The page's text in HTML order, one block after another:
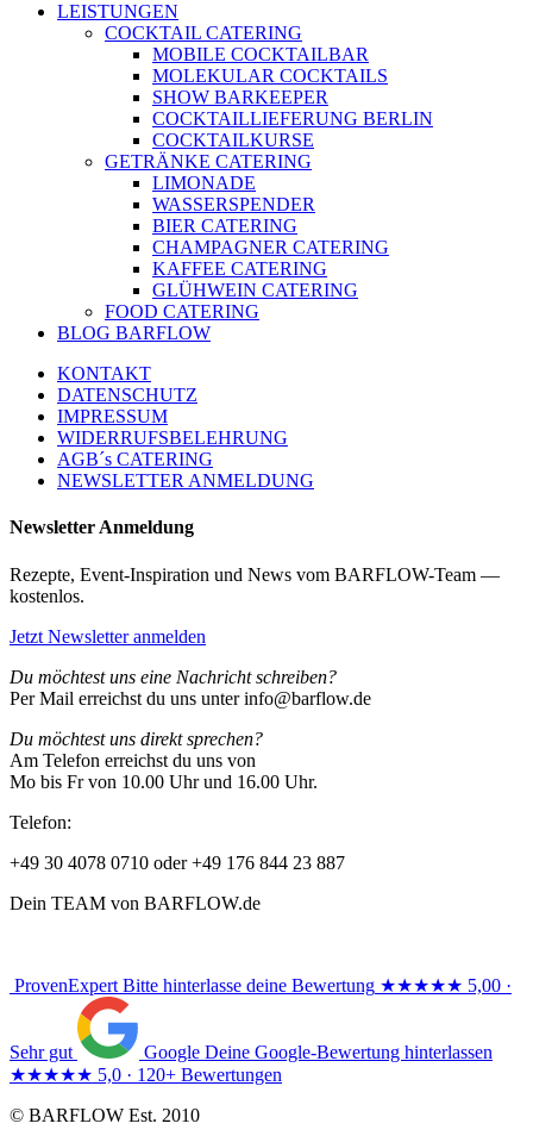
LEISTUNGEN
COCKTAIL CATERING
MOBILE COCKTAILBAR
MOLEKULAR COCKTAILS
SHOW BARKEEPER
COCKTAILLIEFERUNG BERLIN
COCKTAILKURSE
GETRÄNKE CATERING
LIMONADE
WASSERSPENDER
BIER CATERING
CHAMPAGNER CATERING
KAFFEE CATERING
GLÜHWEIN CATERING
FOOD CATERING
BLOG BARFLOW
KONTAKT
DATENSCHUTZ
IMPRESSUM
WIDERRUFSBELEHRUNG
AGB´s CATERING
NEWSLETTER ANMELDUNG
Newsletter Anmeldung
Rezepte, Event-Inspiration und News vom BARFLOW-Team —
kostenlos.
Jetzt Newsletter anmelden
Du möchtest uns eine Nachricht schreiben?
Per Mail erreichst du uns unter info@barflow.de
Du möchtest uns direkt sprechen?
Am Telefon erreichst du uns von
Mo bis Fr von 10.00 Uhr und 16.00 Uhr.
Telefon:
+49 30 4078 0710 oder +49 176 844 23 887
Dein TEAM von BARFLOW.de
ProvenExpert Bitte hinterlasse deine Bewertung ★★★★★ 5,00 ·
Sehr gut Google Deine Google-Bewertung hinterlassen
★★★★★ 5,0 · 120+ Bewertungen
© BARFLOW Est. 2010